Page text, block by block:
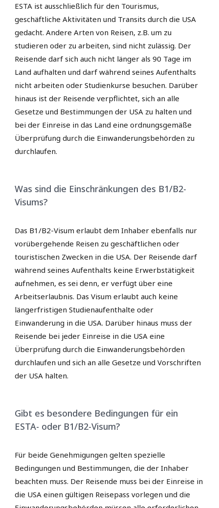
ESTA ist ausschließlich für den Tourismus,
geschäftliche Aktivitäten und Transits durch die USA
gedacht. Andere Arten von Reisen, z.B. um zu
studieren oder zu arbeiten, sind nicht zulässig. Der
Reisende darf sich auch nicht länger als 90 Tage im
Land aufhalten und darf während seines Aufenthalts
nicht arbeiten oder Studienkurse besuchen. Darüber
hinaus ist der Reisende verpflichtet, sich an alle
Gesetze und Bestimmungen der USA zu halten und
bei der Einreise in das Land eine ordnungsgemäße
Überprüfung durch die Einwanderungsbehörden zu
durchlaufen.
Was sind die Einschränkungen des B1/B2-
Visums?
Das B1/B2-Visum erlaubt dem Inhaber ebenfalls nur
vorübergehende Reisen zu geschäftlichen oder
touristischen Zwecken in die USA. Der Reisende darf
während seines Aufenthalts keine Erwerbstätigkeit
aufnehmen, es sei denn, er verfügt über eine
Arbeitserlaubnis. Das Visum erlaubt auch keine
längerfristigen Studienaufenthalte oder
Einwanderung in die USA. Darüber hinaus muss der
Reisende bei jeder Einreise in die USA eine
Überprüfung durch die Einwanderungsbehörden
durchlaufen und sich an alle Gesetze und Vorschriften
der USA halten.
Gibt es besondere Bedingungen für ein
ESTA- oder B1/B2-Visum?
Für beide Genehmigungen gelten spezielle
Bedingungen und Bestimmungen, die der Inhaber
beachten muss. Der Reisende muss bei der Einreise in
die USA einen gültigen Reisepass vorlegen und die